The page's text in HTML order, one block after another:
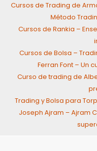
Cursos de Trading de
Método
Cursos de Rankia –
Cursos de Bolsa –
Ferran Font – Un
Curso de trading de
Trading y Bolsa para
Joseph Ajram – Ajram